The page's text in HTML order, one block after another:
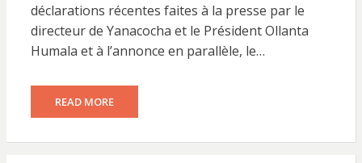
déclarations récentes faites à la presse par le
directeur de Yanacocha et le Président Ollanta
Humala et à l’annonce en parallèle, le…
READ MORE